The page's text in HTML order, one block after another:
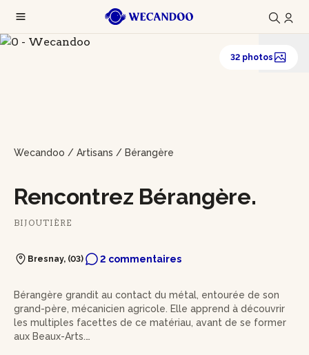
32 photos
Wecandoo / Artisans / Bérangère
Rencontrez Bérangère.
BIJOUTIÈRE
Bresnay, (03) 2 commentaires
Bérangère grandit au contact du métal, entourée de son
grand-père, mécanicien agricole. Elle apprend à découvrir
les multiples facettes de ce matériau, avant de se former
aux Beaux-Arts.